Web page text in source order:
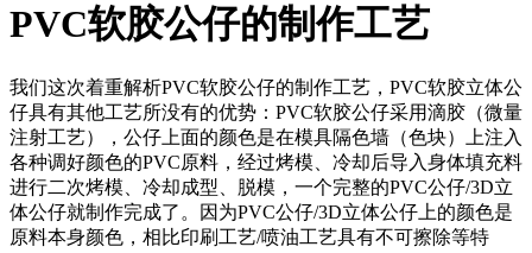
PVC软胶公仔的制作工艺
我们这次着重解析PVC软胶公仔的制作工艺，PVC软胶立体公
仔具有其他工艺所没有的优势：PVC软胶公仔采用滴胶（微量
注射工艺），公仔上面的颜色是在模具隔色墙（色块）上注入
各种调好颜色的PVC原料，经过烤模、冷却后导入身体填充料
进行二次烤模、冷却成型、脱模，一个完整的PVC公仔/3D立
体公仔就制作完成了。因为PVC公仔/3D立体公仔上的颜色是
原料本身颜色，相比印刷工艺/喷油工艺具有不可擦除等特